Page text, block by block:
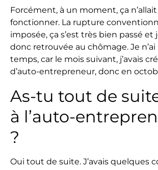
Forcément, à un moment, ça
fonctionner. La rupture
imposée, ça s’est très bien passé et
donc retrouvée au chômage. Je
temps, car le mois suivant, j’avais
d’auto-entrepreneur, donc en
As-tu tout de
à l’auto-
?
Oui tout de suite. J’avais quelques